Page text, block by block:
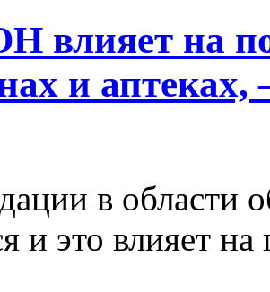
влияет на
и
в области
и это влияет на